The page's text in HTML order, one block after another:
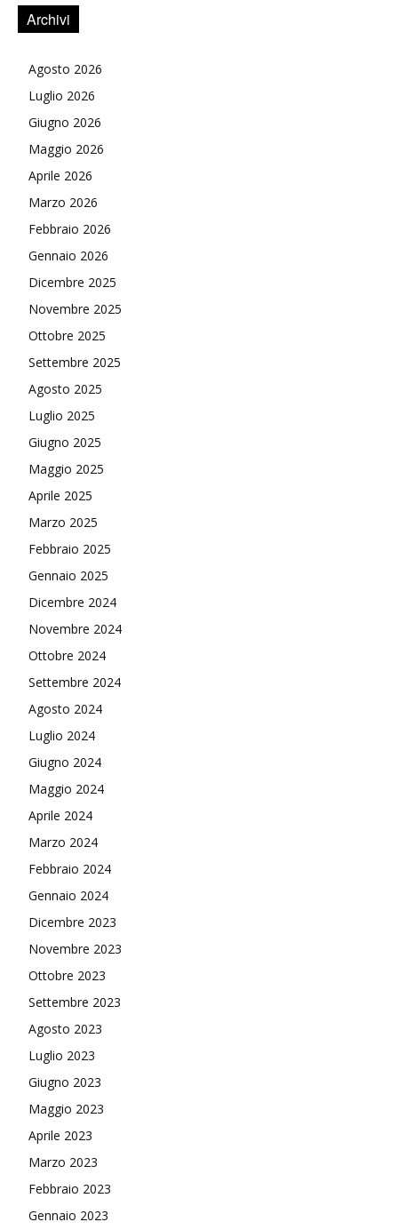
Archivi
Agosto 2026
Luglio 2026
Giugno 2026
Maggio 2026
Aprile 2026
Marzo 2026
Febbraio 2026
Gennaio 2026
Dicembre 2025
Novembre 2025
Ottobre 2025
Settembre 2025
Agosto 2025
Luglio 2025
Giugno 2025
Maggio 2025
Aprile 2025
Marzo 2025
Febbraio 2025
Gennaio 2025
Dicembre 2024
Novembre 2024
Ottobre 2024
Settembre 2024
Agosto 2024
Luglio 2024
Giugno 2024
Maggio 2024
Aprile 2024
Marzo 2024
Febbraio 2024
Gennaio 2024
Dicembre 2023
Novembre 2023
Ottobre 2023
Settembre 2023
Agosto 2023
Luglio 2023
Giugno 2023
Maggio 2023
Aprile 2023
Marzo 2023
Febbraio 2023
Gennaio 2023